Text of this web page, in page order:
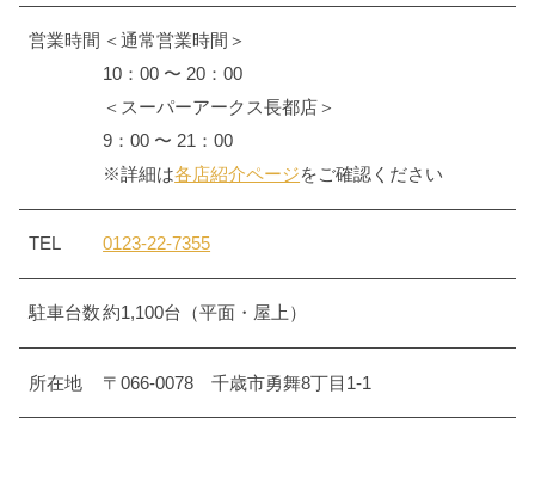
営業時間 ＜通常営業時間＞
10：00 〜 20：00
＜スーパーアークス長都店＞
9：00 〜 21：00
※詳細は各店紹介ページをご確認ください
TEL 0123-22-7355
駐車台数約1,100台（平面・屋上）
所在地 〒066-0078 千歳市勇舞8丁目1-1